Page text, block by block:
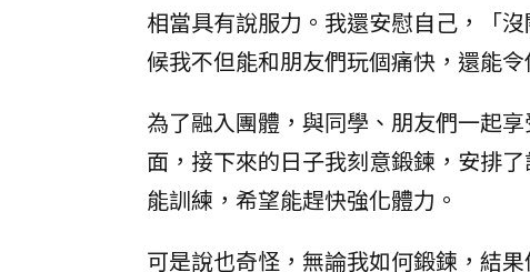
相當具有說服力。我還安慰自己，「
候我不但能和朋友們玩個痛快，還能令
為了融入團體，與同學、朋友們一起
面，接下來的日子我刻意鍛鍊，安排
能訓練，希望能趕快強化體力。
可是說也奇怪，無論我如何鍛鍊，結果